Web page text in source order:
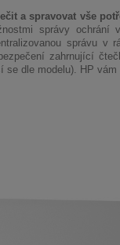
a spravovat vše
správy ochrání
správu v
zahrnující
dle modelu). HP